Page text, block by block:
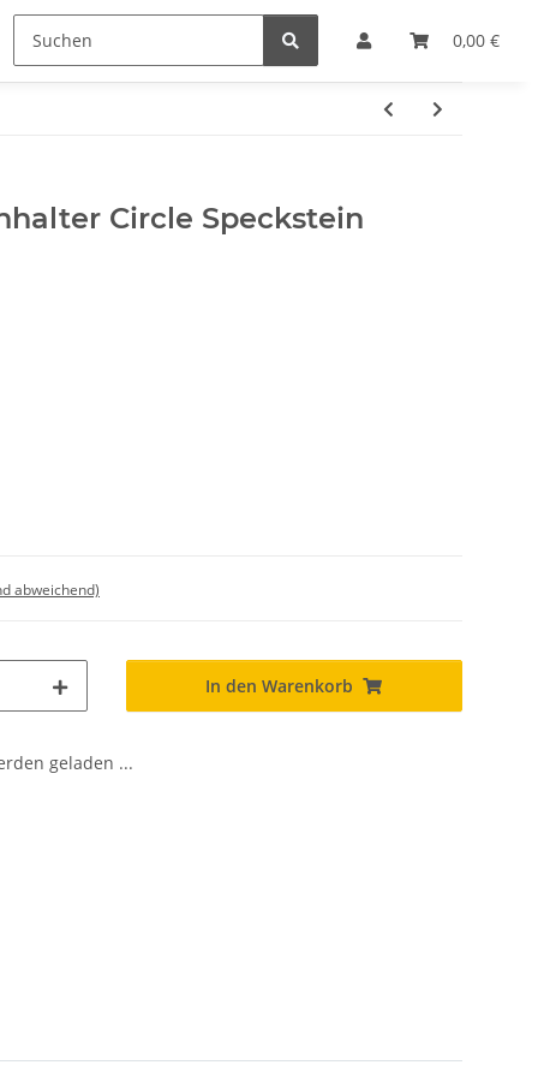
0,00 €
Hersteller
Circle Speckstein
abweichend)
In den Warenkorb
geladen ...